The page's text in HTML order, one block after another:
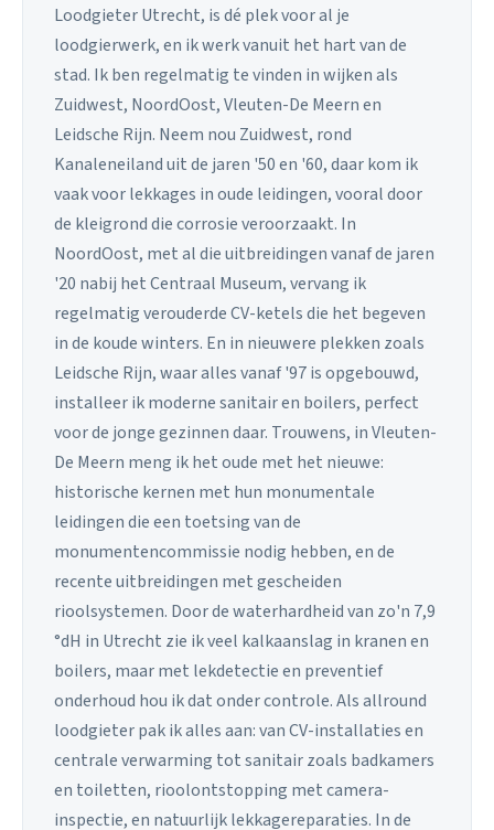
Loodgieter Utrecht, is dé plek voor al je
loodgierwerk, en ik werk vanuit het hart van de
stad. Ik ben regelmatig te vinden in wijken als
Zuidwest, NoordOost, Vleuten-De Meern en
Leidsche Rijn. Neem nou Zuidwest, rond
Kanaleneiland uit de jaren '50 en '60, daar kom ik
vaak voor lekkages in oude leidingen, vooral door
de kleigrond die corrosie veroorzaakt. In
NoordOost, met al die uitbreidingen vanaf de jaren
'20 nabij het Centraal Museum, vervang ik
regelmatig verouderde CV-ketels die het begeven
in de koude winters. En in nieuwere plekken zoals
Leidsche Rijn, waar alles vanaf '97 is opgebouwd,
installeer ik moderne sanitair en boilers, perfect
voor de jonge gezinnen daar. Trouwens, in Vleuten-
De Meern meng ik het oude met het nieuwe:
historische kernen met hun monumentale
leidingen die een toetsing van de
monumentencommissie nodig hebben, en de
recente uitbreidingen met gescheiden
rioolsystemen. Door de waterhardheid van zo'n 7,9
°dH in Utrecht zie ik veel kalkaanslag in kranen en
boilers, maar met lekdetectie en preventief
onderhoud hou ik dat onder controle. Als allround
loodgieter pak ik alles aan: van CV-installaties en
centrale verwarming tot sanitair zoals badkamers
en toiletten, rioolontstopping met camera-
inspectie, en natuurlijk lekkagereparaties. In de